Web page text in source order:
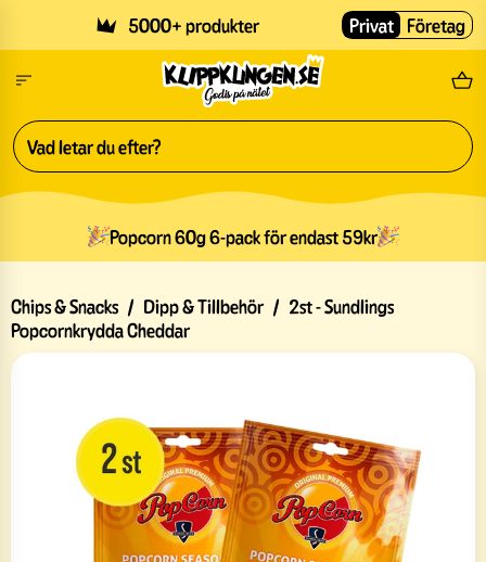
5000+ produkter Fri
Privat Företag
Popcorn 60g 6-pack för endast 59kr
Chips & Snacks / Dipp & Tillbehör / 2st - Sundlings
Popcornkrydda Cheddar